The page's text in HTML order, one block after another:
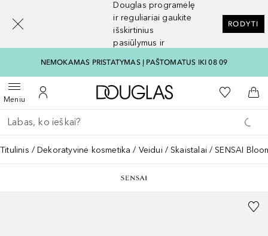
Douglas programėlę
ir reguliariai gaukite
išskirtinius
pasiūlymus ir
RODYTI
NEMOKAMAS PRISTATYMAS Į PAŠTOMATUS IKI 08 09
MeniuAtidaryti meniuĮ mano paskyrą
Į Douglas pagrindinį
Į mano
Į
Grįžk atgal
Vykdykite paiešką
Titulinis Dekoratyvinė kosmetika Veidui Skaistalai SENSAI
[navigation.slideout.screenreader]